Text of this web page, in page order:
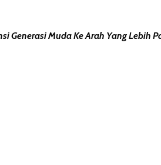
Generasi Muda Ke Arah Yang Lebih